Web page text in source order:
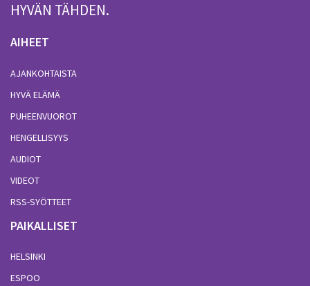
HYVÄN TÄHDEN.
AIHEET
AJANKOHTAISTA
HYVÄ ELÄMÄ
PUHEENVUOROT
HENGELLISYYS
AUDIOT
VIDEOT
RSS-SYÖTTEET
PAIKALLISET
HELSINKI
ESPOO